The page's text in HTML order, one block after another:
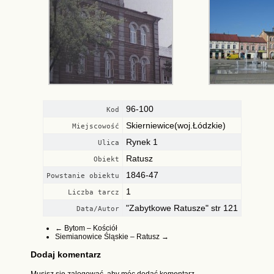
Kod 96-100
Miejscowość Skierniewice(woj.Łódzkie)
Ulica Rynek 1
Obiekt Ratusz
Powstanie obiektu 1846-47
Liczba tarcz 1
Data/Autor "Zabytkowe Ratusze" str 121
← Bytom – Kościół
Siemianowice Śląskie – Ratusz →
Dodaj komentarz